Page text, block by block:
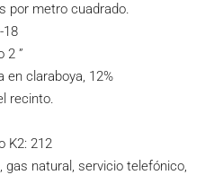
por metro cuadrado.
18
2 ”
en claraboya, 12%
recinto.
K2: 212
gas natural, servicio telefónico,